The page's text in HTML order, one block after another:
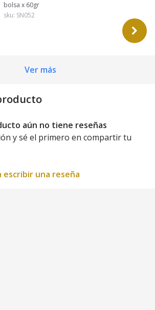
bolsa x 60gr
sku: SN052
Ver más
aún no tiene reseñas
y sé el primero en compartir tu
escribir una reseña